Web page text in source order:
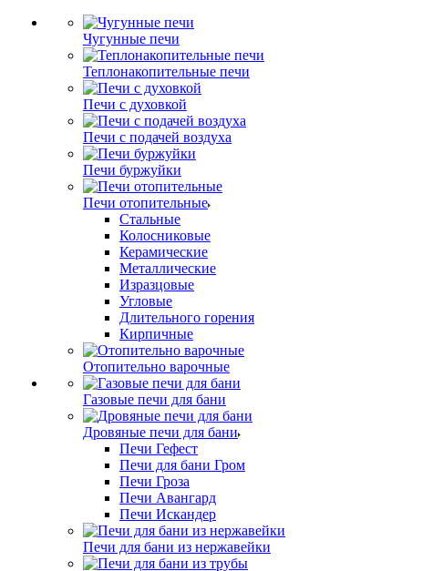
Чугунные печи
Теплонакопительные печи
Печи с духовкой
Печи с подачей воздуха
Печи буржуйки
Печи отопительные
Стальные
Колосниковые
Керамические
Металлические
Изразцовые
Угловые
Длительного горения
Кирпичные
Отопительно варочные
Газовые печи для бани
Дровяные печи для бани
Печи Гефест
Печи для бани Гром
Печи Гроза
Печи Авангард
Печи Искандер
Печи для бани из нержавейки